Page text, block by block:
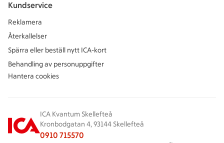
Kundservice
Reklamera
Återkallelser
Spärra eller beställ nytt ICA-kort
Behandling av personuppgifter
Hantera cookies
ICA Kvantum Skellefteå
Kronbodgatan 4, 93144 Skellefteå
0910 715570